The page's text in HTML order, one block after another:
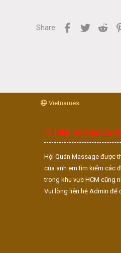
Share: Facebook
Twitter
Vietnames
VỀ DIỄN ĐÀN
Hội Quán Massage được
của anh em tìm kiếm các
trong khu vực HCM cũng
Vui lòng liên hệ Admin để